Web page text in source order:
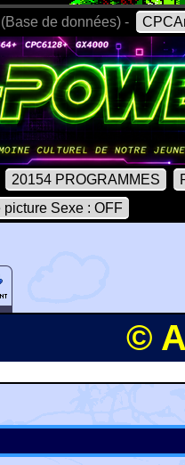
(Base de données) -
20154 PROGRAMMES
picture Sexe : OFF
©